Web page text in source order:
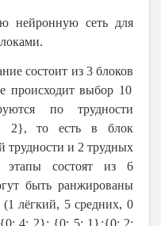
нейронную сеть для
состоит из 3блоков
происходит выбор 10
по трудности
2},то есть в блок
трудности и 2 трудных
состоят из 6
быть ранжированы
(1 лёгкий, 5 средних, 0